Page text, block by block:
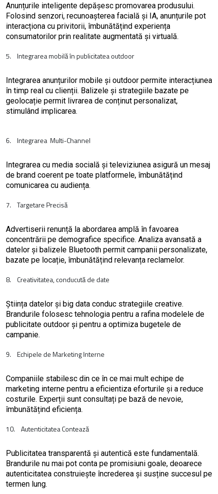
Anunțurile inteligente depășesc promovarea produsului.
Folosind senzori, recunoașterea facială și IA, anunțurile pot
interacționa cu privitorii, îmbunătățind experiența
consumatorilor prin realitate augmentată și virtuală.
5. Integrarea mobilă în publicitatea outdoor
Integrarea anunțurilor mobile și outdoor permite interacțiunea
în timp real cu clienții. Balizele și strategiile bazate pe
geolocație permit livrarea de conținut personalizat,
stimulând implicarea.
6. Integrarea Multi-Channel
Integrarea cu media socială și televiziunea asigură un mesaj
de brand coerent pe toate platformele, îmbunătățind
comunicarea cu audiența.
7. Targetare Precisă
Advertiserii renunță la abordarea amplă în favoarea
concentrării pe demografice specifice. Analiza avansată a
datelor și balizele Bluetooth permit campanii personalizate,
bazate pe locație, îmbunătățind relevanța reclamelor.
8. Creativitatea, conducută de date
Știința datelor și big data conduc strategiile creative.
Brandurile folosesc tehnologia pentru a rafina modelele de
publicitate outdoor și pentru a optimiza bugetele de
campanie.
9. Echipele de Marketing Interne
Companiile stabilesc din ce în ce mai mult echipe de
marketing interne pentru a eficientiza eforturile și a reduce
costurile. Experții sunt consultați pe bază de nevoie,
îmbunătățind eficiența.
10. Autenticitatea Contează
Publicitatea transparentă și autentică este fundamentală.
Brandurile nu mai pot conta pe promisiuni goale, deoarece
autenticitatea construiește încrederea și susține succesul pe
termen lung.